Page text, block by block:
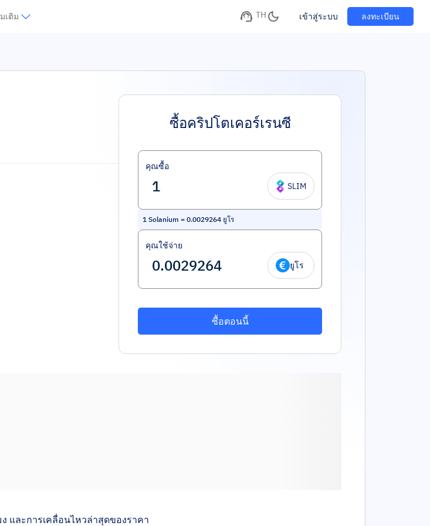
เติม TH เข้าสู่ระบบ ลงทะเบียน
ซื้อคริปโตเคอร์เรนซี
คุณซื้อ
SLIM
1 Solanium = 0.0029264 ยูโร
คุณใช้จ่าย
ยูโร
ซื้อตอนนี้
และการเคลื่อนไหวล่าสุดของราคา